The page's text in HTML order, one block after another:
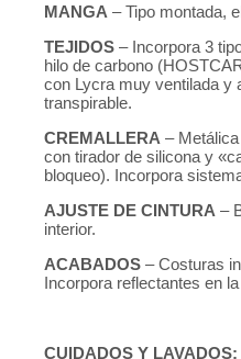
MANGA – Tipo montada,
TEJIDOS – Incorpora 3
hilo de carbono
con Lycra muy ventilada y
transpirable.
CREMALLERA –
con tirador de silicona y
bloqueo). Incorpora
AJUSTE DE CINTURA –
interior.
ACABADOS – Costuras
Incorpora reflectantes en
CUIDADOS Y LAVADOS: